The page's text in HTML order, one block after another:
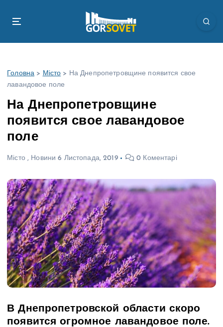
Головна > Місто > На Днепропетровщине появится свое
лавандовое поле
На Днепропетровщине
появится свое лавандовое
поле
Місто, Новини 6 Листопада, 2019 0 Коментарі
В Днепропетровской области скоро
появится огромное лавандовое поле.